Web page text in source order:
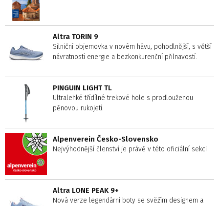
Altra TORIN 9
Silniční objemovka v novém hávu, pohodlnější, s větší
návratností energie a bezkonkurenční přilnavostí.
PINGUIN LIGHT TL
Ultralehké třídílné trekové hole s prodlouženou
pěnovou rukojetí.
Alpenverein Česko-Slovensko
Nejvýhodnější členství je právě v této oficiální sekci
Altra LONE PEAK 9+
Nová verze legendární boty se svěžím designem a